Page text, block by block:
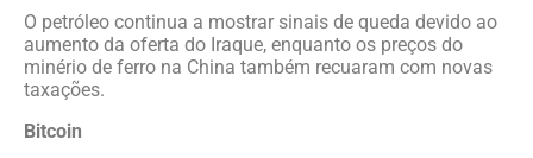
O petróleo continua a mostrar sinais de queda devido ao
aumento da oferta do Iraque, enquanto os preços do
minério de ferro na China também recuaram com novas
taxações.
Bitcoin